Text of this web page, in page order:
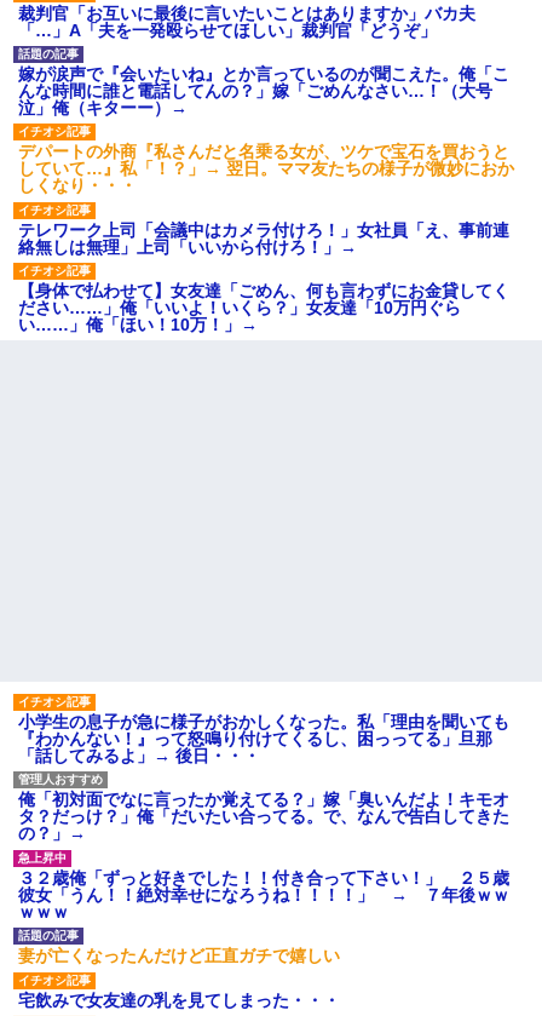
裁判官「お互いに最後に言いたいことはありますか」バカ夫
「…」A「夫を一発殴らせてほしい」裁判官「どうぞ」
嫁が涙声で『会いたいね』とか言っているのが聞こえた。俺「こ
んな時間に誰と電話してんの？」嫁「ごめんなさい…！（大号
泣」俺（キターー）→
デパートの外商『私さんだと名乗る女が、ツケで宝石を買おうと
していて…』私「！？」→ 翌日。ママ友たちの様子が微妙におか
しくなり・・・
テレワーク上司「会議中はカメラ付けろ！」女社員「え、事前連
絡無しは無理」上司「いいから付けろ！」→
【身体で払わせて】女友達「ごめん、何も言わずにお金貸してく
ださい……」俺「いいよ！いくら？」女友達「10万円ぐら
い……」俺「ほい！10万！」→
小学生の息子が急に様子がおかしくなった。私「理由を聞いても
『わかんない！』って怒鳴り付けてくるし、困っってる」旦那
「話してみるよ」→ 後日・・・
俺「初対面でなに言ったか覚えてる？」嫁「臭いんだよ！キモオ
タ？だっけ？」俺「だいたい合ってる。で、なんで告白してきた
の？」→
３２歳俺「ずっと好きでした！！付き合って下さい！」 ２５歳
彼女「うん！！絶対幸せになろうね！！！！」 → ７年後ｗｗ
ｗｗｗ
妻が亡くなったんだけど正直ガチで嬉しい
宅飲みで女友達の乳を見てしまった・・・